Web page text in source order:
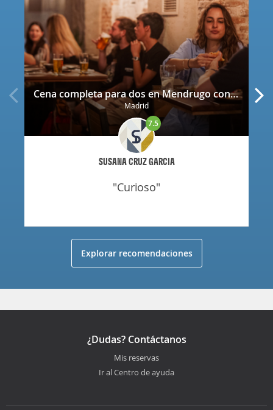
Cena completa para dos en Mendrugo con cerveza artesana incluida
Madrid
SUSANA CRUZ GARCIA
7.5
"curioso"
Explorar recomendaciones
¿Dudas? Contáctanos
Mis reservas
Ir al Centro de ayuda